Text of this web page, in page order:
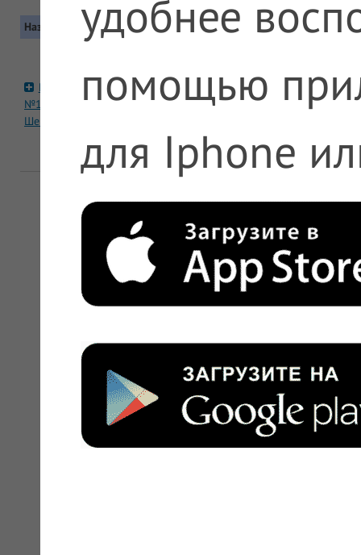
Название Контакты
Ригла
№1040
Шенкурский
14
Метро: Алтуфьево. Автобус: 92, 259,
Маршрутка: 79М, 152М, 359М, 392М,
+7 (800) 777-03-03, +7 (495) 231-16-
22-01
удобнее
помощью
для Iphone